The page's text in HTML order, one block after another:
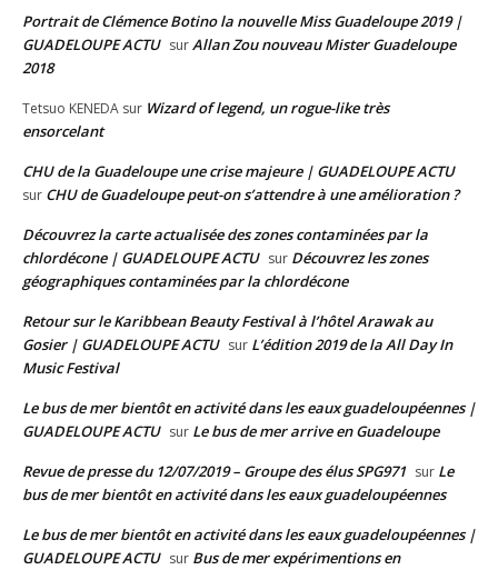
Portrait de Clémence Botino la nouvelle Miss Guadeloupe 2019 |
GUADELOUPE ACTU surAllan Zou nouveau Mister Guadeloupe
2018
Tetsuo KENEDA sur Wizard of legend, un rogue-like très
ensorcelant
CHU de la Guadeloupe une crise majeure | GUADELOUPE ACTU
sur CHU de Guadeloupe peut-on s’attendre à une amélioration ?
Découvrez la carte actualisée des zones contaminées par la
chlordécone | GUADELOUPE ACTU sur Découvrez les zones
géographiques contaminées par la chlordécone
Retour sur le Karibbean Beauty Festival à l’hôtel Arawak au
Gosier | GUADELOUPE ACTU sur L’édition 2019 de la All Day In
Music Festival
Le bus de mer bientôt en activité dans les eaux guadeloupéennes |
GUADELOUPE ACTU sur Le bus de mer arrive en Guadeloupe
Revue de presse du 12/07/2019 – Groupe des élus SPG971 sur Le
bus de mer bientôt en activité dans les eaux guadeloupéennes
Le bus de mer bientôt en activité dans les eaux guadeloupéennes |
GUADELOUPE ACTU sur Bus de mer expérimentions en